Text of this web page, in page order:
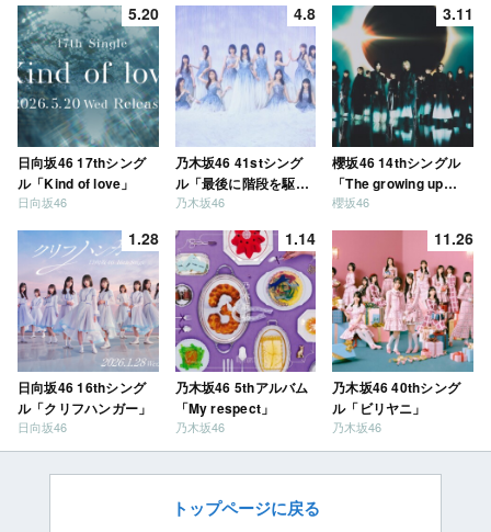
5.20
日向坂46 17thシング
ル「Kind of love」
日向坂46
4.8
乃木坂46 41stシング
ル「最後に階段を駆け
上がったのはいつ
乃木坂46
3.11
櫻坂46 14thシングル
「The growing up
train」
櫻坂46
1.28
日向坂46 16thシング
ル「クリフハンガー」
日向坂46
1.14
乃木坂46 5thアルバム
「My respect」
乃木坂46
11.26
乃木坂46 40thシング
ル「ビリヤニ」
乃木坂46
トップページに戻る